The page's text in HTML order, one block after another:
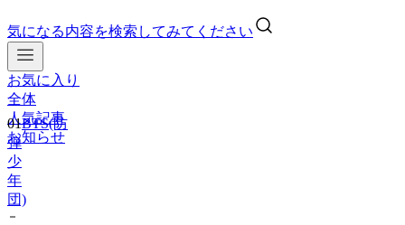
気になる内容を検索してみてください
お気に入り
全体
人気記事
お知らせ
01BTS(防
弾
少
年
団)